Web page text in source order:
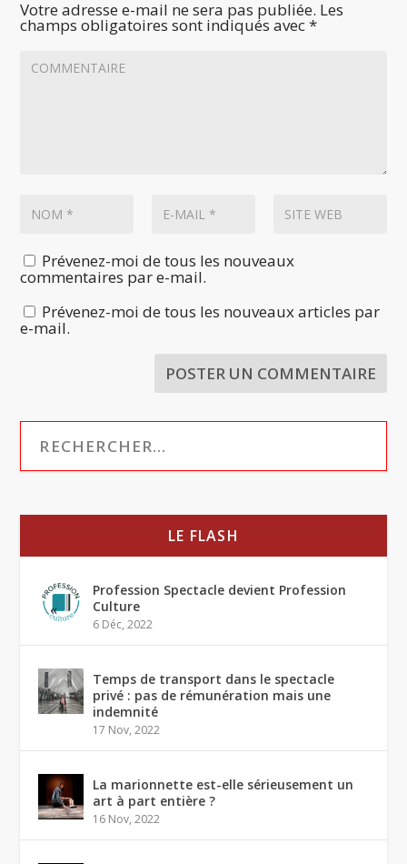
Votre adresse e-mail ne sera pas publiée. Les
champs obligatoires sont indiqués avec*
Prévenez-moi de tous les nouveaux
commentaires par e-mail.
Prévenez-moi de tous les nouveaux articles par
e-mail.
LE FLASH
Profession Spectacle devient Profession
Culture
6 Déc, 2022
Temps de transport dans le spectacle
privé : pas de rémunération mais une
indemnité
17 Nov, 2022
La marionnette est-elle sérieusement un
art à part entière ?
16 Nov, 2022